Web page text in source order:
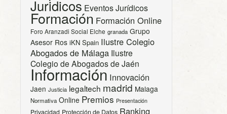
Juridicos Eventos Jurídicos
Formación Formación Online
Foro Aranzadi Social Elche granada Grupo
Asesor Ros iKN Spain Ilustre Colegio
Abogados de Málaga Ilustre
Colegio de Abogados de Jaén
Información Innovación
Jaen Justicia legaltech madrid Malaga
Normativa Online Premios Presentación
Privacidad Protección de Datos Ranking